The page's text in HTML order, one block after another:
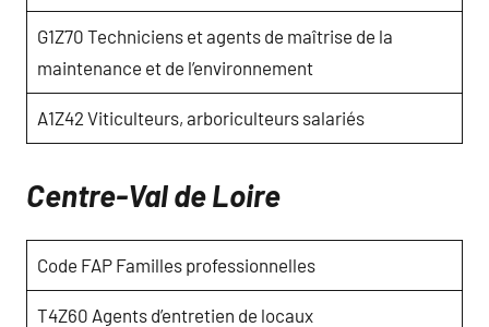
G1Z70 Techniciens et agents de maîtrise de la
maintenance et de l’environnement
A1Z42 Viticulteurs, arboriculteurs salariés
Centre-Val de Loire
Code FAP Familles professionnelles
T4Z60 Agents d’entretien de locaux